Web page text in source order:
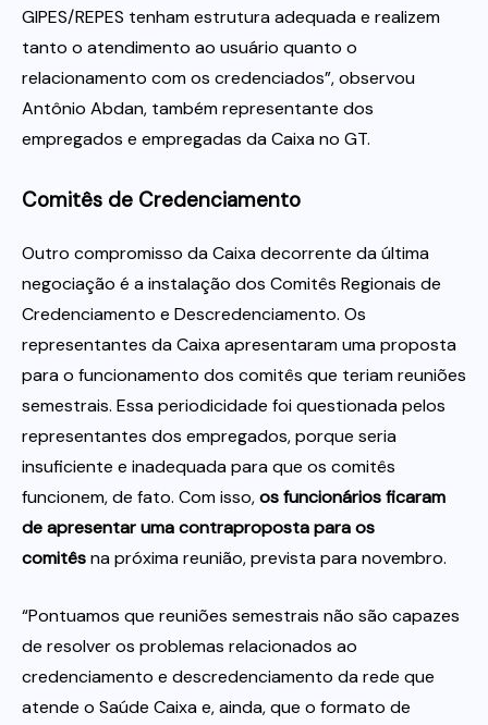
GIPES/REPES tenham estrutura adequada e realizem
tanto o atendimento ao usuário quanto o
relacionamento com os credenciados”, observou
Antônio Abdan, também representante dos
empregados e empregadas da Caixa no GT.
Comitês de Credenciamento
Outro compromisso da Caixa decorrente da última
negociação é a instalação dos Comitês Regionais de
Credenciamento e Descredenciamento. Os
representantes da Caixa apresentaram uma proposta
para o funcionamento dos comitês que teriam reuniões
semestrais. Essa periodicidade foi questionada pelos
representantes dos empregados, porque seria
insuficiente e inadequada para que os comitês
funcionem, de fato. Com isso,os funcionários ficaram
de apresentar uma contraproposta para os
comitêsna próxima reunião, prevista para novembro.
“Pontuamos que reuniões semestrais não são capazes
de resolver os problemas relacionados ao
credenciamento e descredenciamento da rede que
atende o Saúde Caixa e, ainda, que o formato de